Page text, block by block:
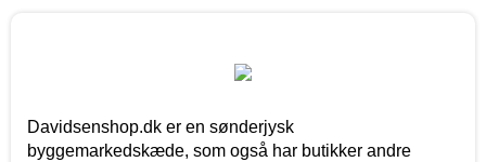
Davidsenshop.dk er en sønderjysk
byggemarkedskæde, som også har butikker andre